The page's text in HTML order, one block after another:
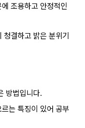
조용하고 안정적인
청결하고 밝은 분위기
방법입니다.
는 특징이 있어 공부